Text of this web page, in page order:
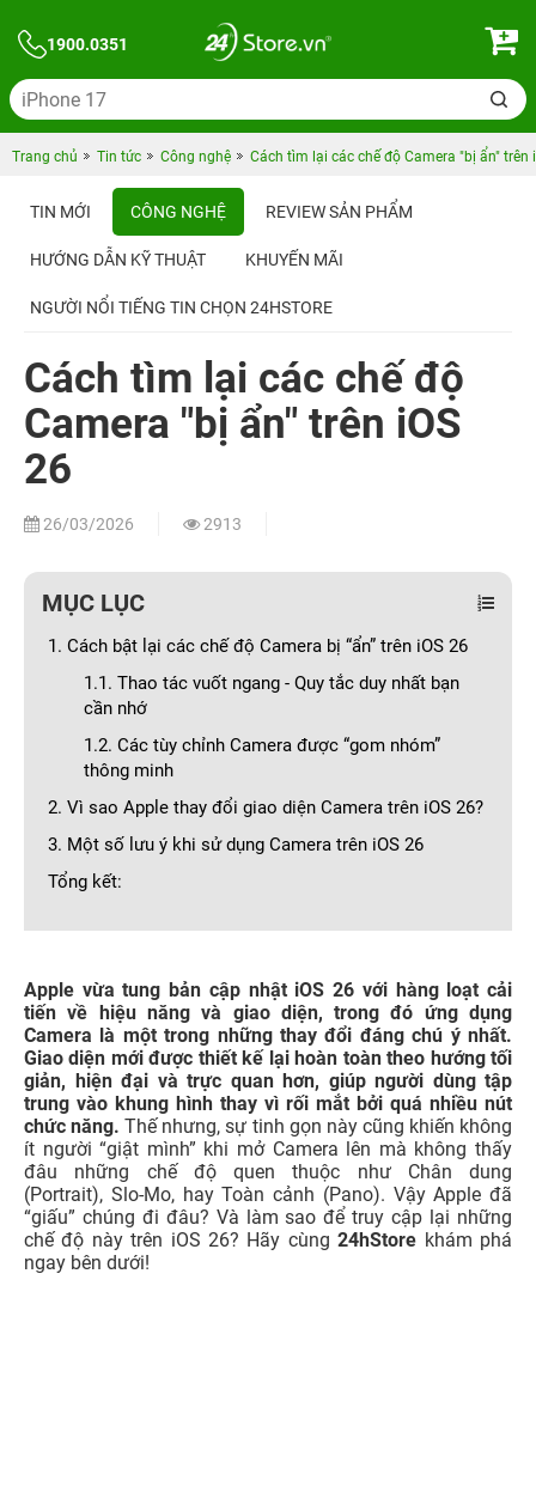
1900.0351
Trang chủ Tin tức Công nghệ Cách tìm lại các chế độ Camera "bị ẩn" trên
TIN MỚI CÔNG NGHỆ REVIEW SẢN PHẨM
HƯỚNG DẪN KỸ THUẬT KHUYẾN MÃI
NGƯỜI NỔI TIẾNG TIN CHỌN 24HSTORE
Cách tìm lại các chế độ
Camera "bị ẩn" trên iOS
26
26/03/2026 2913
MỤC LỤC
1. Cách bật lại các chế độ Camera bị “ẩn” trên iOS 26
1.1. Thao tác vuốt ngang - Quy tắc duy nhất bạn
cần nhớ
1.2. Các tùy chỉnh Camera được “gom nhóm”
thông minh
2. Vì sao Apple thay đổi giao diện Camera trên iOS 26?
3. Một số lưu ý khi sử dụng Camera trên iOS 26
Tổng kết:
Apple vừa tung bản cập nhật iOS 26 với hàng loạt cải
tiến về hiệu năng và giao diện, trong đó ứng dụng
Camera là một trong những thay đổi đáng chú ý nhất.
Giao diện mới được thiết kế lại hoàn toàn theo hướng tối
giản, hiện đại và trực quan hơn, giúp người dùng tập
trung vào khung hình thay vì rối mắt bởi quá nhiều nút
chức năng.Thế nhưng, sự tinh gọn này cũng khiến không
ít người “giật mình” khi mở Camera lên mà không thấy
đâu những chế độ quen thuộc như Chân dung
(Portrait), Slo-Mo, hay Toàn cảnh (Pano). Vậy Apple đã
“giấu” chúng đi đâu? Và làm sao để truy cập lại những
chế độ này trên iOS 26? Hãy cùng24hStore khám phá
ngay bên dưới!